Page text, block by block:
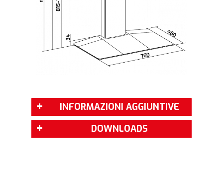
INFORMAZIONI AGGIUNTIVE
DOWNLOADS